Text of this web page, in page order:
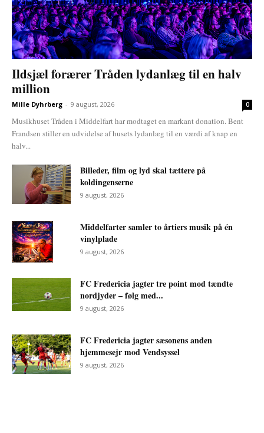
Ildsjæl forærer Tråden lydanlæg til en halv
million
Mille Dyhrberg - 9 august, 2026 0
Musikhuset Tråden i Middelfart har modtaget en markant donation. Bent
Frandsen stiller en udvidelse af husets lydanlæg til en værdi af knap en
halv...
Billeder, film og lyd skal tættere på
koldingenserne
9 august, 2026
Middelfarter samler to årtiers musik på én
vinylplade
9 august, 2026
FC Fredericia jagter tre point mod tændte
nordjyder – følg med...
9 august, 2026
FC Fredericia jagter sæsonens anden
hjemmesejr mod Vendsyssel
9 august, 2026